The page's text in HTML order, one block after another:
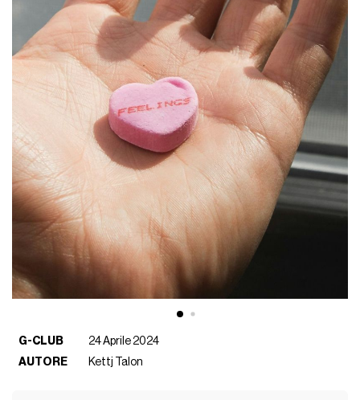
G-CLUB
24 Aprile 2024
AUTORE
Kettj Talon